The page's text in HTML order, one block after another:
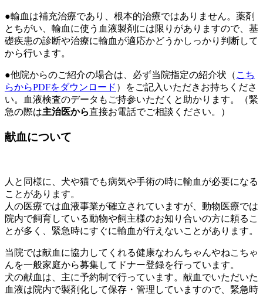
●輸血は補充治療であり、根本的治療ではありません。薬剤
とちがい、輸血に使う血液製剤には限りがありますので、基
礎疾患の診断や治療に輸血が適応かどうかしっかり判断して
から行います。
●他院からのご紹介の場合は、 必ず当院指定の紹介状（ こち
らからPDFをダウンロード ）をご記入いただきお持ちくださ
い。
血液検査のデータもご持参いただくと助かります。（緊
急の際は主治医から直接お電話でご相談ください。）
献血について
人と同様に、犬や猫でも病気や手術の時に輸血が必要になる
ことがあります。
人の医療では血液事業が確立されていますが、動物医療では
院内で飼育している動物や飼主様のお知り合いの方に頼るこ
とが多く、緊急時にすぐに輸血が行えないことがあります。
当院では献血に協力してくれる健康なわんちゃんやねこちゃ
んを一般家庭から募集してドナー登録を行っています。
犬の献血は、主に予約制で行っています。献血でいただいた
血液は院内で製剤化して保存・管理していますので、緊急時